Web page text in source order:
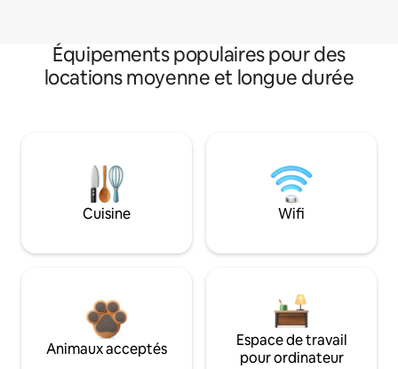
Équipements populaires pour des
locations moyenne et longue durée
Cuisine Wifi
Animaux acceptés
Espace de travail
pour ordinateur